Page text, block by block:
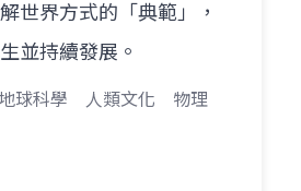
世界方式的「典範」，
並持續發展。
球科學 人類文化 物理